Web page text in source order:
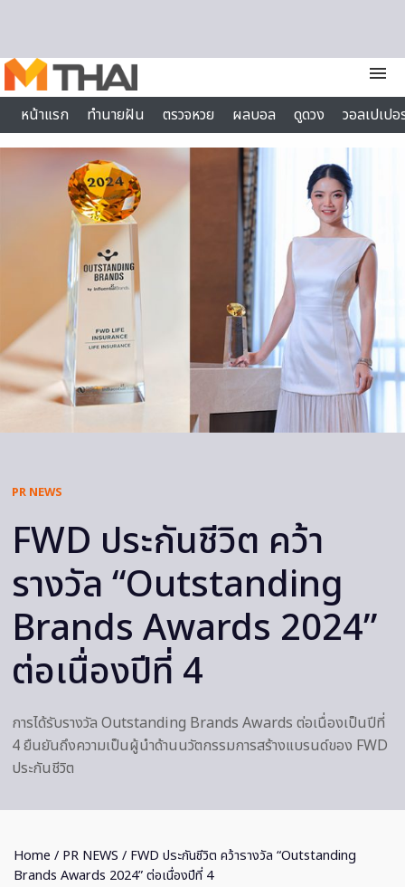
menu
หน้าแรก
ทำนายฝัน ตรวจหวย ผลบอล ดูดวง
วอลเปเป
ไลฟ์สไตล์
PR NEWS
FWD ประกันชีวิต คว้า
รางวัล “Outstanding
Brands Awards 2024”
ต่อเนื่องปีที่ 4
การได้รับรางวัล Outstanding Brands Awards ต่อเนื่องเป็นปีที่
4 ยืนยันถึงความเป็นผู้นำด้านนวัตกรรมการสร้างแบรนด์ของ FWD
ประกันชีวิต
Home / PR NEWS / FWD ประกันชีวิต คว้ารางวัล “Outstanding
Brands Awards 2024” ต่อเนื่องปีที่ 4